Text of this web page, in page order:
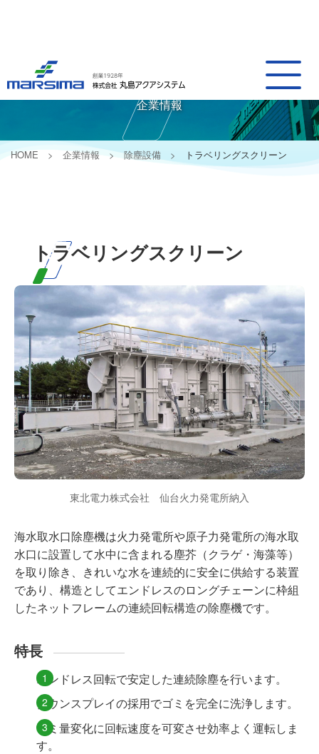
Company Information
企業情報
HOME 企業情報 除塵設備 トラベリングスクリーン
トラベリングスクリーン
東北電力株式会社 仙台火力発電所納入
海水取水口除塵機は火力発電所や原子力発電所の海水取
水口に設置して水中に含まれる塵芥（クラゲ・海藻等）
を取り除き、きれいな水を連続的に安全に供給する装置
であり、構造としてエンドレスのロングチェーンに枠組
したネットフレームの連続回転構造の除塵機です。
特長
エンドレス回転で安定した連続除塵を行います。
ダウンスプレイの採用でゴミを完全に洗浄します。
ゴミ量変化に回転速度を可変させ効率よく運転しま
す。